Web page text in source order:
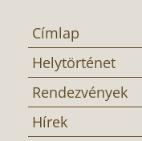
Címlap
Helytörténet
Rendezvények
Hírek